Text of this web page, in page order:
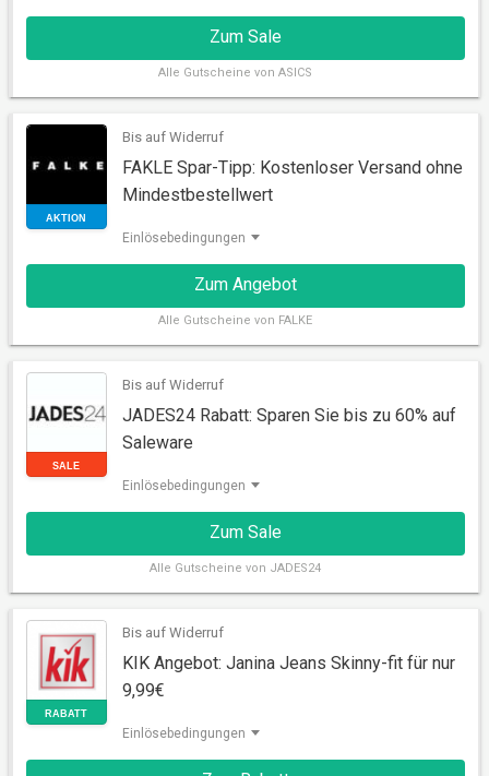
Zum Sale
Alle Gutscheine von ASICS
Bis auf Widerruf
FAKLE Spar-Tipp: Kostenloser Versand ohne
Mindestbestellwert
Einlösebedingungen
Zum Angebot
Alle Gutscheine von FALKE
SALE
Bis auf Widerruf
JADES24 Rabatt: Sparen Sie bis zu 60% auf
Saleware
Einlösebedingungen
Zum Sale
Alle Gutscheine von JADES24
Bis auf Widerruf
KIK Angebot: Janina Jeans Skinny-fit für nur
9,99€
Einlösebedingungen